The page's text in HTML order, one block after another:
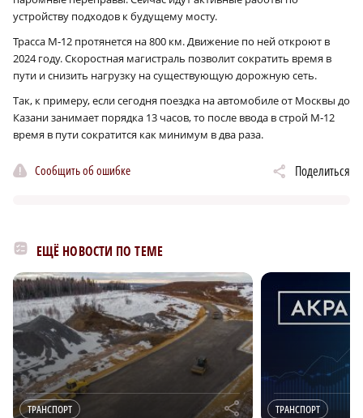
устройству подходов к будущему мосту.
Трасса М‑12 протянется на 800 км. Движение по ней откроют в
2024 году. Скоростная магистраль позволит сократить время в
пути и снизить нагрузку на существующую дорожную сеть.
Так, к примеру, если сегодня поездка на автомобиле от Москвы до
Казани занимает порядка 13 часов, то после ввода в строй М‑12
время в пути сократится как минимум в два раза.
Сообщить об ошибке Поделиться
ЕЩЁ НОВОСТИ ПО ТЕМЕ
ТРАНСПОРТ r ТРАНСПОРТ